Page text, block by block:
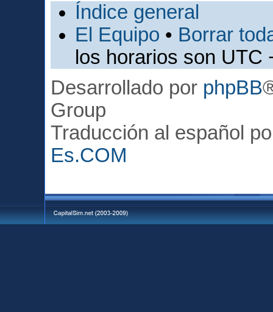
Índice general
El Equipo • Borrar
los horarios son UTC
Desarrollado por phpBB
Group
Traducción al español
Es.COM